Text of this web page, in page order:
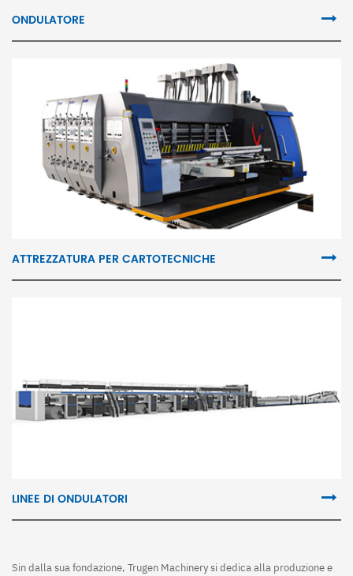
ONDULATORE
ATTREZZATURA PER CARTOTECNICHE
LINEE DI ONDULATORI
Sin dalla sua fondazione, Trugen Machinery si dedica alla produzione e